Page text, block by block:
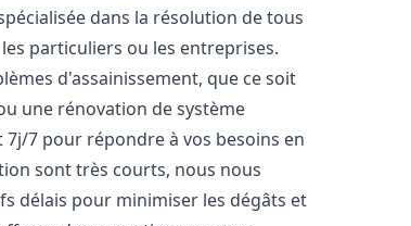
dans la résolution de tous
particuliers ou les entreprises.
d'assainissement, que ce soit
une rénovation de système
7 pour répondre à vos besoins en
sont très courts, nous nous
délais pour minimiser les dégâts et